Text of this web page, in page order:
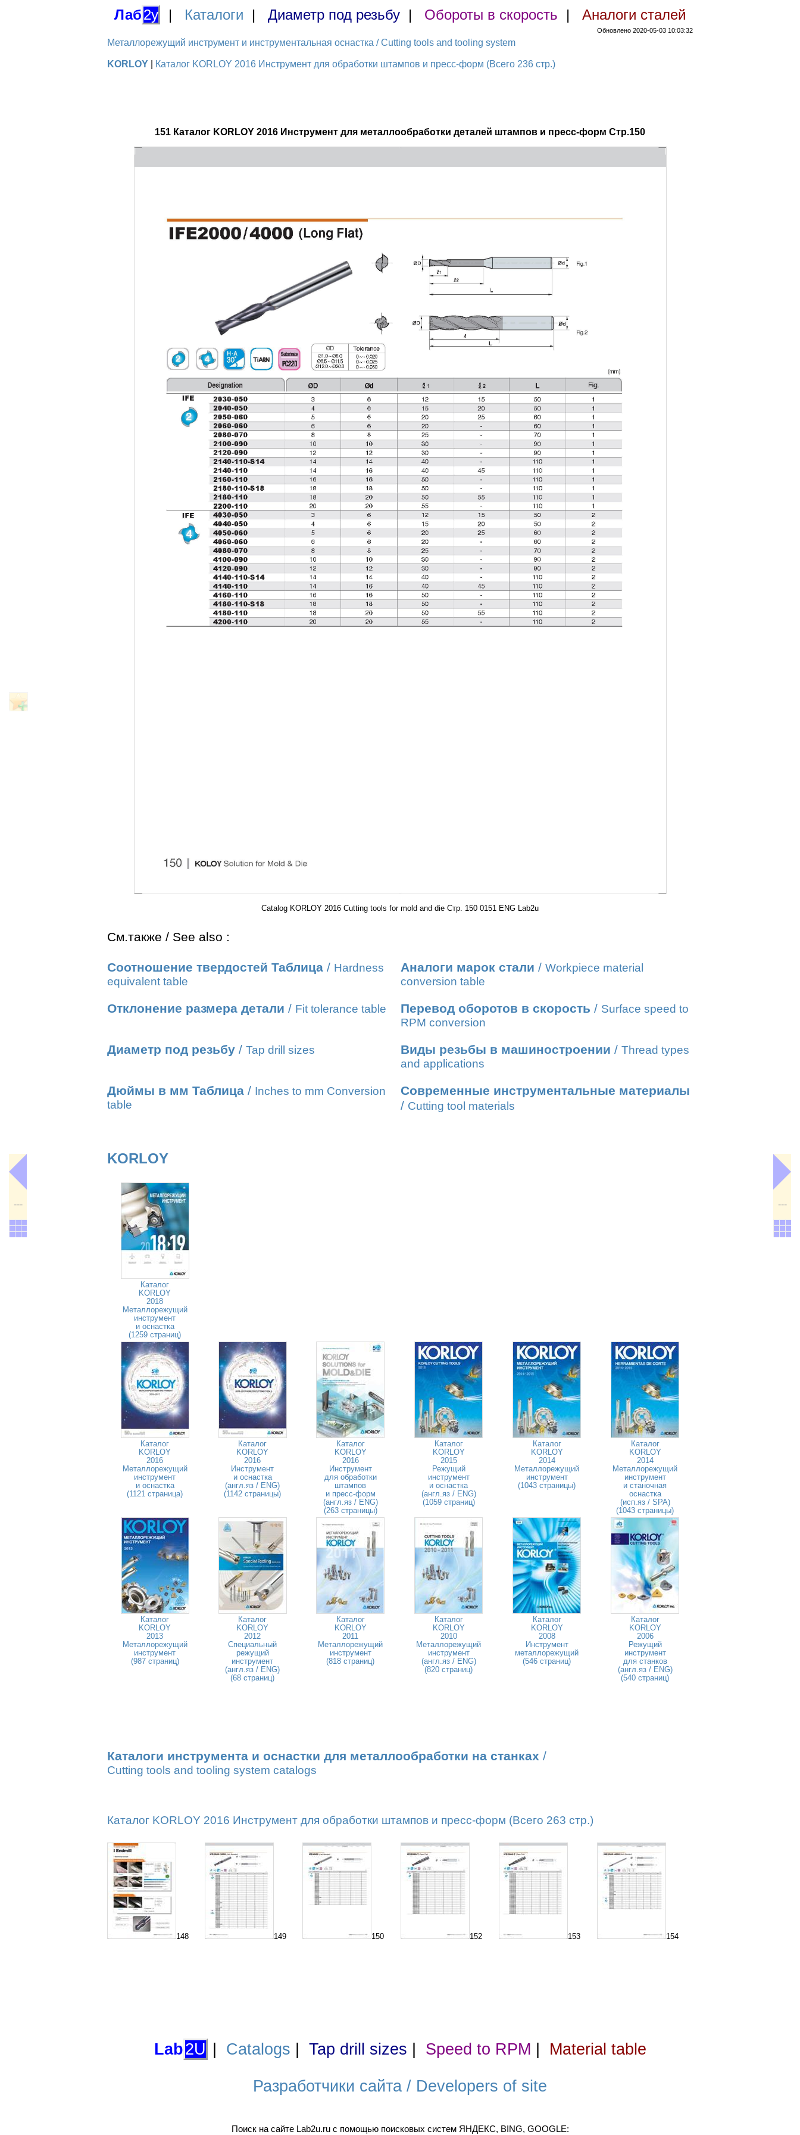
Лаб2у | Каталоги | Диаметр под резьбу | Обороты в скорость | Аналоги сталей
Обновлено 2020-05-03 10:03:32
Металлорежущий инструмент и инструментальная оснастка / Cutting tools and tooling system
KORLOY Каталог KORLOY 2016 Инструмент для обработки штампов и пресс-форм (Всего 236 стр.)
151 Каталог KORLOY 2016 Инструмент для металлообработки деталей штампов и пресс-форм Стр.150
Catalog KORLOY 2016 Cutting tools for mold and die Стр. 150 0151 ENG Lab2u
См.также / See also :
Соотношение твердостей Таблица / Hardness
equivalent table
Аналоги марок стали / Workpiece material
conversion table
Отклонение размера детали / Fit tolerance table Перевод оборотов в скорость / Surface speed to
RPM conversion
Диаметр под резьбу / Tap drill sizes Виды резьбы в машиностроении / Thread types
and applications
Дюймы в мм Таблица / Inches to mm Conversion
table
Современные инструментальные материалы
/ Cutting tool materials
KORLOY
Каталог
KORLOY
2018
Металлорежущий
инструмент
и оснастка
(1259 страниц)
Каталог
KORLOY
2016
Металлорежущий
инструмент
и оснастка
(1121 страница)
Каталог
KORLOY
2016
Инструмент
и оснастка
(англ.яз / ENG)
(1142 страницы)
Каталог
KORLOY
2016
Инструмент
для обработки
штампов
и пресс-форм
(англ.яз / ENG)
(263 страницы)
Каталог
KORLOY
2015
Режущий
инструмент
и оснастка
(англ.яз / ENG)
(1059 страниц)
Каталог
KORLOY
2014
Металлорежущий
инструмент
(1043 страницы)
Каталог
KORLOY
2014
Металлорежущий
инструмент
и станочная
оснастка
(исп.яз / SPA)
(1043 страницы)
Каталог
KORLOY
2013
Металлорежущий
инструмент
(987 страниц)
Каталог
KORLOY
2012
Специальный
режущий
инструмент
(англ.яз / ENG)
(68 страниц)
Каталог
KORLOY
2011
Металлорежущий
инструмент
(818 страниц)
Каталог
KORLOY
2010
Металлорежущий
инструмент
(англ.яз / ENG)
(820 страниц)
Каталог
KORLOY
2008
Инструмент
металлорежущий
(546 страниц)
Каталог
KORLOY
2006
Режущий
инструмент
для станков
(англ.яз / ENG)
(540 страниц)
Каталоги инструмента и оснастки для металлообработки на станках /
Cutting tools and tooling system catalogs
Каталог KORLOY 2016 Инструмент для обработки штампов и пресс-форм (Всего 263 стр.)
148 149 150 152 153 154
--- ---
Lab2U Catalogs Tap drill sizes Speed to RPM Material table
Разработчики сайта / Developers of site
Поиск на сайте Lab2u.ru с помощью поисковых систем ЯНДЕКС, BING, GOOGLE: